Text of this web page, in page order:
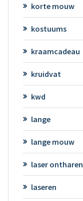
korte mouw
kostuums
kraamcadeau
kruidvat
kwd
lange
lange mouw
laser ontharen
laseren